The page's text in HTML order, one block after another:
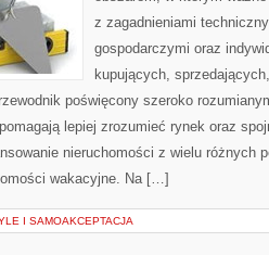
z zagadnieniami
gospodarczymi oraz
kupujących,
poświęcony szeroko
lepiej zrozumieć rynek oraz
nieruchomości z wielu różnych
wakacyjne. Na […]
I SAMOAKCEPTACJA